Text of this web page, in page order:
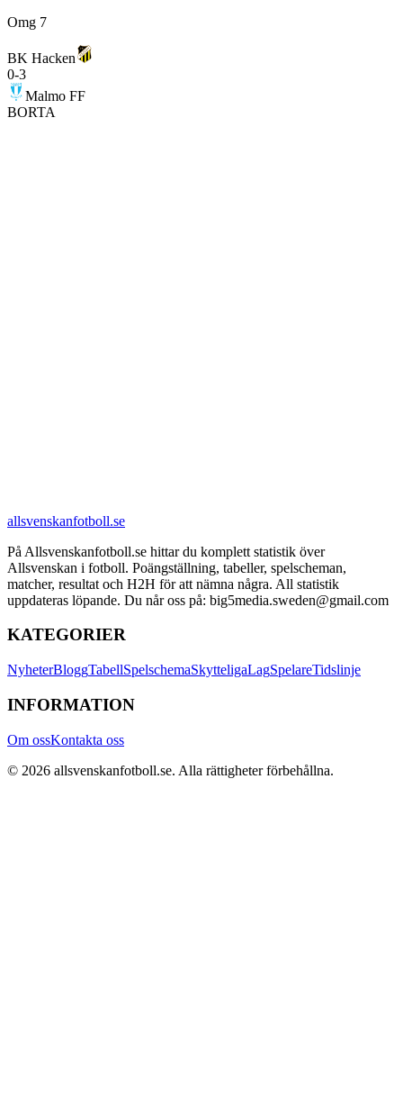
Omg 7
BK Hacken
0-3
Malmo FF
BORTA
allsvenskanfotboll.se
På Allsvenskanfotboll.se hittar du komplett statistik över
Allsvenskan i fotboll. Poängställning, tabeller, spelscheman,
matcher, resultat och H2H för att nämna några. All statistik
uppdateras löpande. Du når oss på: big5media.sweden@gmail.com
KATEGORIER
NyheterBloggTabellSpelschemaSkytteligaLagSpelareTidslinje
INFORMATION
Om ossKontakta oss
© 2026 allsvenskanfotboll.se. Alla rättigheter förbehållna.